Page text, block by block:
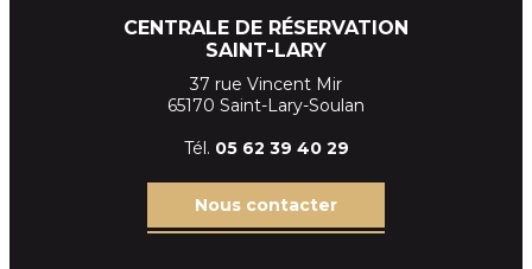
CENTRALE DE RÉSERVATION
SAINT-LARY
37 rue Vincent Mir
65170 Saint-Lary-Soulan
Tél. 05 62 39 40 29
Nous contacter